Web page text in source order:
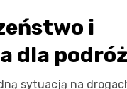
i
dla
sytuacją na